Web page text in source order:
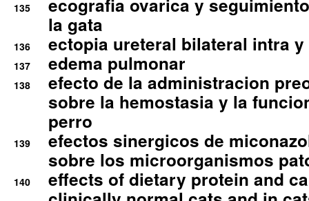
135
ecografia ovarica y
la gata
136 ectopia ureteral bilateral intra
137 edema pulmonar
138
efecto de la administracion
sobre la hemostasia y la
perro
139
efectos sinergicos de
sobre los microorganismos
140
effects of dietary protein and